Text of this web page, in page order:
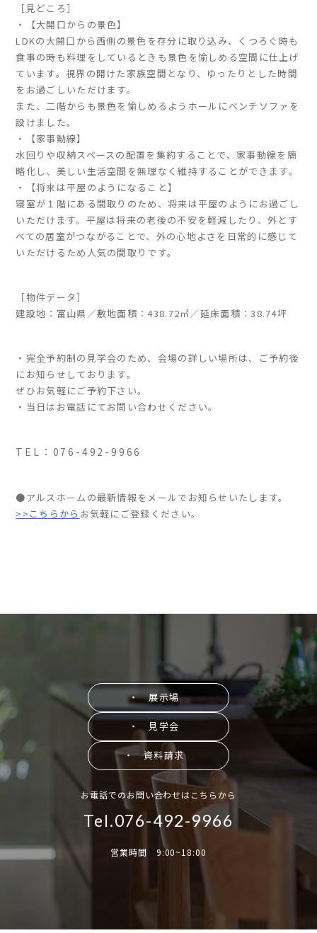
家づくりの流れ
よくあるご質問
企業情報
採用情報
暮らしの器
［見どころ］
・【大開口からの景色】
LDKの大開口から西側の景色を存分に取り込み、くつろぐ時も
食事の時も料理をしているときも景色を愉しめる空間に仕上げ
ています。視界の開けた家族空間となり、ゆったりとした時間
をお過ごしいただけます。
また、二階からも景色を愉しめるようホールにベンチソファを
設けました。
・【家事動線】
水回りや収納スペースの配置を集約することで、家事動線を簡
略化し、美しい生活空間を無理なく維持することができます。
・【将来は平屋のようになること】
寝室が１階にある間取りのため、将来は平屋のようにお過ごし
いただけます。平屋は将来の老後の不安を軽減したり、外とす
べての居室がつながることで、外の心地よさを日常的に感じて
いただけるため人気の間取りです。
［物件データ］
建設地：富山県／敷地面積：438.72㎡／延床面積：38.74坪
・完全予約制の見学会のため、会場の詳しい場所は、ご予約後
にお知らせしております。
ぜひお気軽にご予約下さい。
・当日はお電話にてお問い合わせください。
TEL：076-492-9966
●アルスホームの最新情報をメールでお知らせいたします。
>>こちらから お気軽にご登録ください。
・ 展示場
・ 見学会
・ 資料請求
お電話でのお問い合わせはこちらから
Tel.076-492-9966
営業時間 9:00~18:00